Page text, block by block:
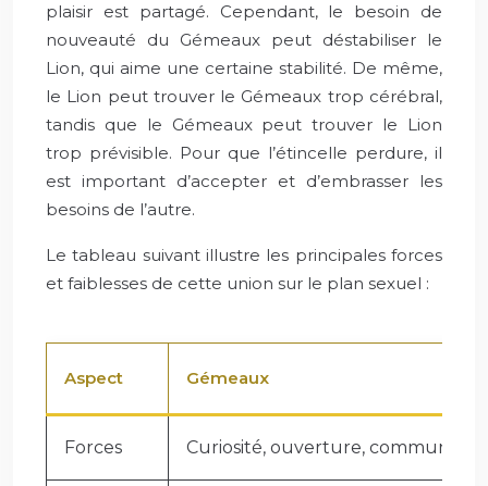
plaisir est partagé. Cependant, le besoin de
nouveauté du Gémeaux peut déstabiliser le
Lion, qui aime une certaine stabilité. De même,
le Lion peut trouver le Gémeaux trop cérébral,
tandis que le Gémeaux peut trouver le Lion
trop prévisible. Pour que l’étincelle perdure, il
est important d’accepter et d’embrasser les
besoins de l’autre.
Le tableau suivant illustre les principales forces
et faiblesses de cette union sur le plan sexuel :
Aspect Gémeaux
Forces Curiosité, ouverture,